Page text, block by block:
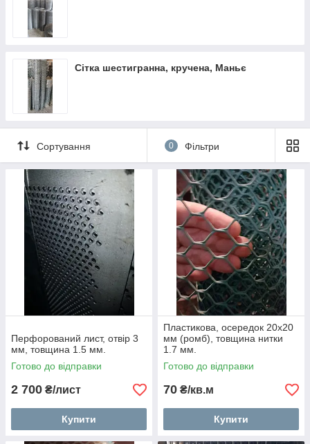
Сітка шестигранна, кручена, Маньє
Сортування 0 Фільтри
Перфорований лист, отвір 3
мм, товщина 1.5 мм.
Готово до відправки
2 700 ₴/лист
Купити
Пластикова, осередок 20х20
мм (ромб), товщина нитки
1.7 мм.
Готово до відправки
70 ₴/кв.м
Купити